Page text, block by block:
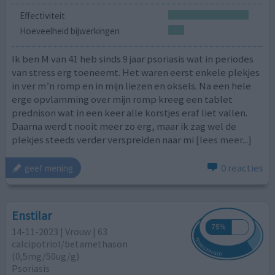
Effectiviteit
Hoeveelheid bijwerkingen
Ik ben M van 41 heb sinds 9 jaar psoriasis wat in periodes
van stress erg toeneemt. Het waren eerst enkele plekjes
in ver m’n romp en in mijn liezen en oksels. Na een hele
erge opvlamming over mijn romp kreeg een tablet
prednison wat in een keer alle korstjes eraf liet vallen.
Daarna werd t nooit meer zo erg, maar ik zag wel de
plekjes steeds verder verspreiden naar mi [lees meer...]
geef mening 0 reacties
Enstilar
14-11-2023 | Vrouw | 63
calcipotriol/​betamethason
(0,5mg/50ug/g)
Psoriasis